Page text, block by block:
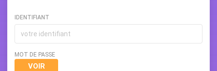
IDENTIFIANT
MOT DE PASSE
VOIR